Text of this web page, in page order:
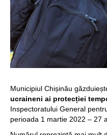
Municipiul Chișinău
ucraineni ai protecției
Inspectoratului General
perioada 1 martie 2022 – 27